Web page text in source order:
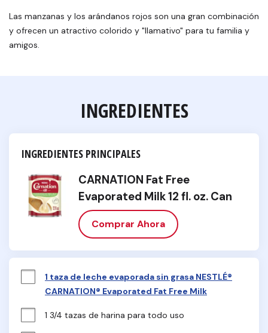
Las manzanas y los arándanos rojos son una gran combinación
y ofrecen un atractivo colorido y "llamativo" para tu familia y
amigos.
INGREDIENTES
INGREDIENTES PRINCIPALES
CARNATION Fat Free
Evaporated Milk 12 fl. oz. Can
Comprar Ahora
1 taza de leche evaporada sin grasa NESTLÉ®
CARNATION® Evaporated Fat Free Milk
1 3/4 tazas de harina para todo uso